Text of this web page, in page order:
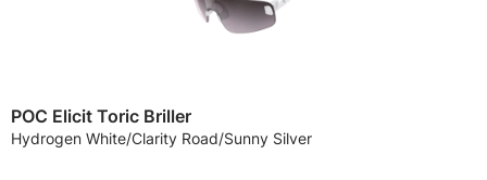
POC Elicit Toric Briller
Hydrogen White/Clarity Road/Sunny Silver